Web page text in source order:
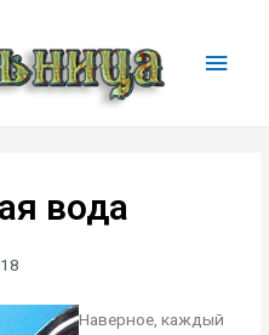
вода
Наверное, каждый